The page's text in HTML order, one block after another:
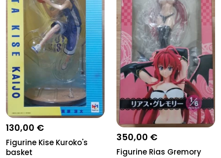
130,00 €
Figurine Kise Kuroko's
basket
350,00 €
Figurine Rias Gremory